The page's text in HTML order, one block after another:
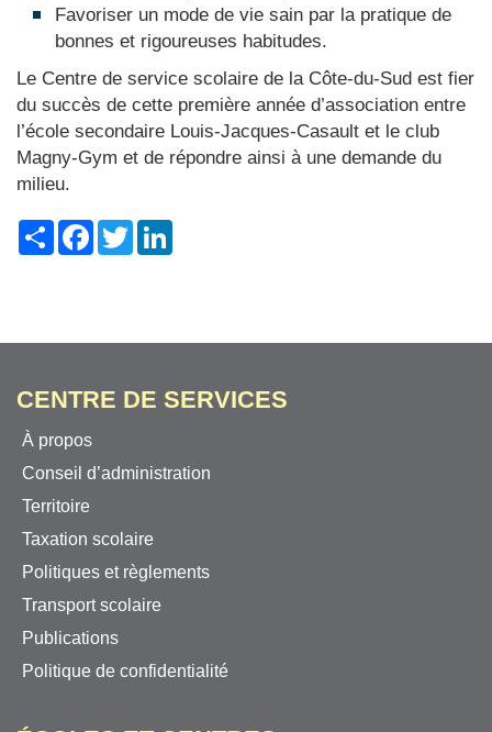
Favoriser un mode de vie sain par la pratique de
bonnes et rigoureuses habitudes.
Le Centre de service scolaire de la Côte-du-Sud est fier
du succès de cette première année d’association entre
l’école secondaire Louis-Jacques-Casault et le club
Magny-Gym et de répondre ainsi à une demande du
milieu.
ShareFacebook
Twitter
CENTRE DE SERVICES
À propos
Conseil d’administration
Territoire
Taxation scolaire
Politiques et règlements
Transport scolaire
Publications
Politique de confidentialité